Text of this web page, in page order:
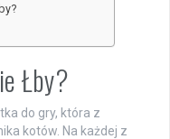
Łby?
do gry, która z
kotów. Na każdej z